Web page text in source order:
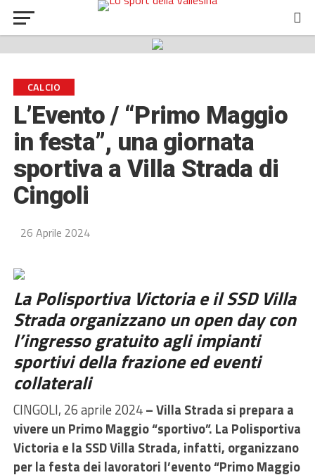
CALCIO
L’Evento / “Primo Maggio
in festa”, una giornata
sportiva a Villa Strada di
Cingoli
26 Aprile 2024
La Polisportiva Victoria e il SSD Villa
Strada organizzano un open day con
l’ingresso gratuito agli impianti
sportivi della frazione ed eventi
collaterali
CINGOLI, 26 aprile 2024– Villa Strada si prepara a
vivere un Primo Maggio “sportivo”. La Polisportiva
Victoria e la SSD Villa Strada, infatti, organizzano
per la festa dei lavoratori l’evento “Primo Maggio